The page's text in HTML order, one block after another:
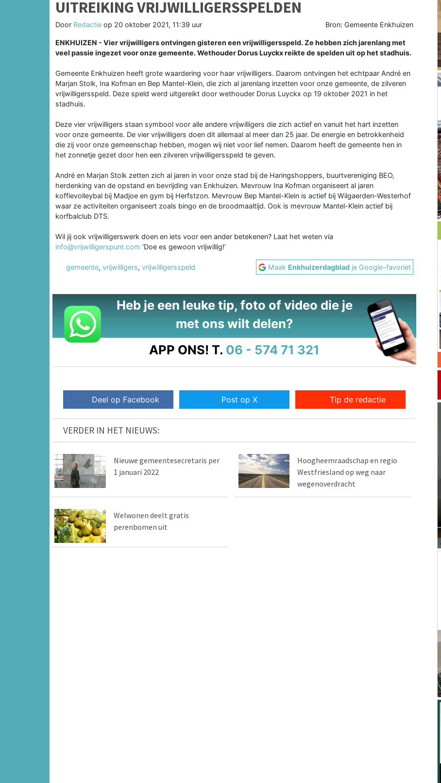
UITREIKING VRIJWILLIGERSSPELDEN
Door Redactie op 20 oktober 2021, 11:39 uur Bron: Gemeente Enkhuizen
ENKHUIZEN - Vier vrijwilligers ontvingen gisteren een vrijwilligersspeld. Ze hebben zich jarenlang met
veel passie ingezet voor onze gemeente. Wethouder Dorus Luyckx reikte de spelden uit op het stadhuis.
Gemeente Enkhuizen heeft grote waardering voor haar vrijwilligers. Daarom ontvingen het echtpaar André en
Marjan Stolk, Ina Kofman en Bep Mantel-Klein, die zich al jarenlang inzetten voor onze gemeente, de zilveren
vrijwilligersspeld. Deze speld werd uitgereikt door wethouder Dorus Luyckx op 19 oktober 2021 in het
stadhuis.
Deze vier vrijwilligers staan symbool voor alle andere vrijwilligers die zich actief en vanuit het hart inzetten
voor onze gemeente. De vier vrijwilligers doen dit allemaal al meer dan 25 jaar. De energie en betrokkenheid
die zij voor onze gemeenschap hebben, mogen wij niet voor lief nemen. Daarom heeft de gemeente hen in
het zonnetje gezet door hen een zilveren vrijwilligersspeld te geven.
André en Marjan Stolk zetten zich al jaren in voor onze stad bij de Haringshoppers, buurtvereniging BEO,
herdenking van de opstand en bevrijding van Enkhuizen. Mevrouw Ina Kofman organiseert al jaren
koffievolleybal bij Madjoe en gym bij Herfstzon. Mevrouw Bep Mantel-Klein is actief bij Wilgaerden-Westerhof
waar ze activiteiten organiseert zoals bingo en de broodmaaltijd. Ook is mevrouw Mantel-Klein actief bij
korfbalclub DTS.
Wil jij ook vrijwilligerswerk doen en iets voor een ander betekenen? Laat het weten via
info@vrijwilligerspunt.com ‘Doe es gewoon vrijwillig!’
gemeente, vrijwilligers, vrijwilligersspeld Maak Enkhuizerdagblad je Google-favoriet
Heb je een leuke tip, foto of video die je
met ons wilt delen?
APP ONS! T. 06 - 574 71 321
Deel op Facebook Post op X Tip de redactie
VERDER IN HET NIEUWS:
Nieuwe gemeentesecretaris per
1 januari 2022
Hoogheemraadschap en regio
Westfriesland op weg naar
wegenoverdracht
Welwonen deelt gratis
perenbomen uit